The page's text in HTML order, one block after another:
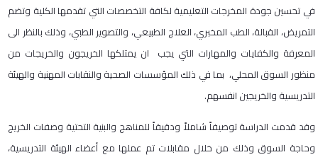
في تحسين جودة المخرجات التعليمية لكافة التخصصات التي تقدمها الكلية وتضم
التمريض، القبالة، الطب المخبري، العلاج الطبيعي، والتصوير الطبي، وذلك بالنظر الى
المعرفة والكفايات والمهارات التي يجب ان يمتلكها الخريجون والخريجات من
منظور السوق المحلي، بما في ذلك المؤسسات الصحية والنقابات المهنية والهيئة
التدريسية والخريجين انفسهم.
وقد قدمت الدراسة توصيفاً شاملاً ودقيقاً للمناهج والبنية التحتية وصفات الخريج
وحاجة السوق وذلك من خلال مقابلات تم عملها مع أعضاء الهيئة التدريسية،